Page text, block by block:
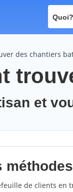
Quoi?
des chantiers
et
de clients en